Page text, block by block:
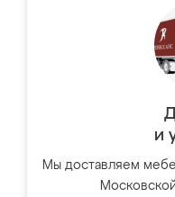
и
Мы доставляем